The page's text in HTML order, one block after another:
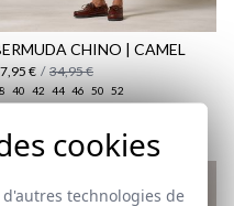
CHINO | CAMEL
€ / 34,95 €
40 42 44 46 50 52
cookies
technologies de